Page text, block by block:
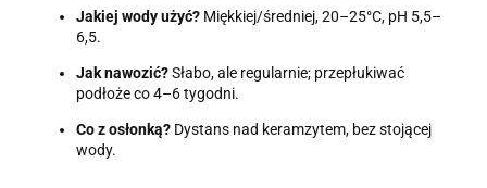
Jakiej wody użyć? Miękkiej/średniej, 20–25°C, pH 5,5–
6,5.
Jak nawozić?Słabo, ale regularnie; przepłukiwać
podłoże co 4–6 tygodni.
Co z osłonką? Dystans nad keramzytem, bez stojącej
wody.